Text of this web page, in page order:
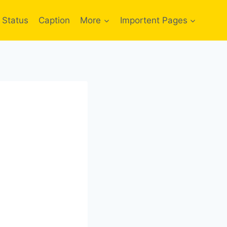
Status Caption More Importent Pages